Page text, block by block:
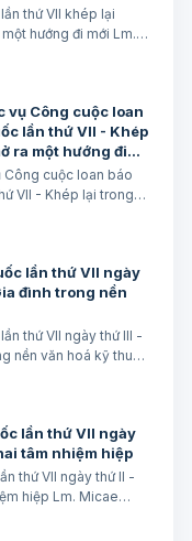
thứ VII khép lại
hướng đi mới Lm.
vụ Công cuộc loan
lần thứ VII - Khép
ra một hướng đi
giáo Việt Nam
Công cuộc loan báo
VII - Khép lại trong
lần thứ VII ngày
đình trong nền
thứ VII ngày thứ III -
nền văn hoá kỹ thuật
lần thứ VII ngày
tâm nhiệm hiệp
thứ VII ngày thứ II -
hiệp Lm. Micae